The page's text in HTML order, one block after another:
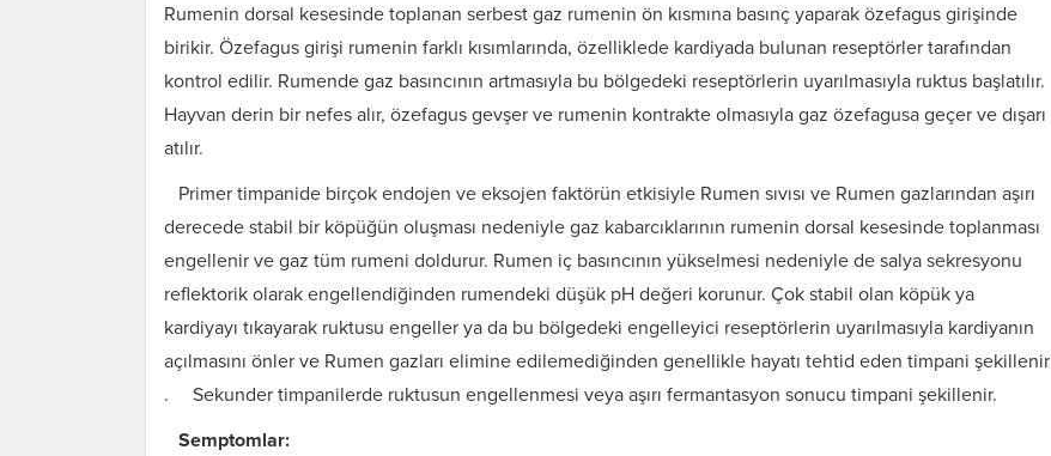
Rumenin dorsal kesesinde toplanan serbest gaz rumenin ön kısmına basınç yaparak özefagus girişinde
birikir. Özefagus girişi rumenin farklı kısımlarında, özelliklede kardiyada bulunan reseptörler tarafından
kontrol edilir. Rumende gaz basıncının artmasıyla bu bölgedeki reseptörlerin uyarılmasıyla ruktus başlatılır.
Hayvan derin bir nefes alır, özefagus gevşer ve rumenin kontrakte olmasıyla gaz özefagusa geçer ve dışarı
atılır.
Primer timpanide birçok endojen ve eksojen faktörün etkisiyle Rumen sıvısı ve Rumen gazlarından aşırı
derecede stabil bir köpüğün oluşması nedeniyle gaz kabarcıklarının rumenin dorsal kesesinde toplanması
engellenir ve gaz tüm rumeni doldurur. Rumen iç basıncının yükselmesi nedeniyle de salya sekresyonu
reflektorik olarak engellendiğinden rumendeki düşük pH değeri korunur. Çok stabil olan köpük ya
kardiyayı tıkayarak ruktusu engeller ya da bu bölgedeki engelleyici reseptörlerin uyarılmasıyla kardiyanın
açılmasını önler ve Rumen gazları elimine edilemediğinden genellikle hayatı tehtid eden timpani şekillenir
. Sekunder timpanilerde ruktusun engellenmesi veya aşırı fermantasyon sonucu timpani şekillenir.
Semptomlar: